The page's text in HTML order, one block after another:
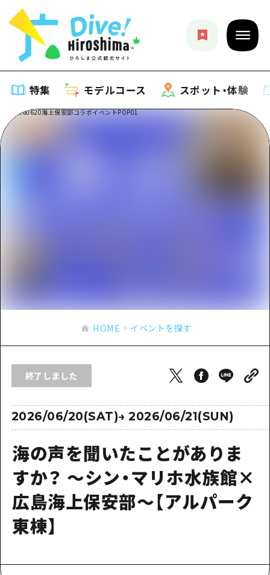
特集 モデルコース スポット・体験
ショッピング
ナイトライフ
世界遺産
学び・体験
歴史・文化
癒し
自然
広島市周辺
安芸
備後
宮島周辺
山口県東部
弾丸
日帰り
2泊3日
備後
備北
宮島周辺
山口県東部
愛媛県
島根県
お役立ち情報
アクセス
二次交通まとめ
施設の混雑状況のお知らせ
手荷物預かり・配送サービス
広島おもてなしパス
HIROSHIMA FREE Wi-Fi
HOME
お問い合わせ
事業者・学校関係者の皆さま
HOME イベントを探す
終了しました
2026/06/20(SAT)→2026/06/21(SUN)
海の声を聞いたことがありま
すか？ ～シン・マリホ水族館×
広島海上保安部～【アルパーク
東棟】